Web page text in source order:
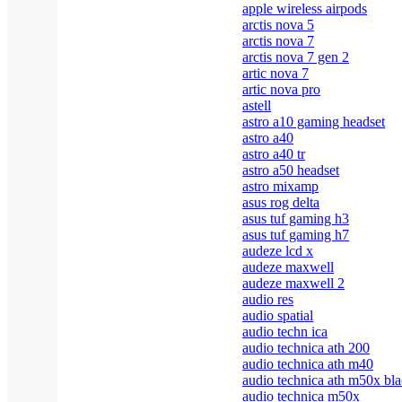
apple wireless airpods
arctis nova 5
arctis nova 7
arctis nova 7 gen 2
artic nova 7
artic nova pro
astell
astro a10 gaming headset
astro a40
astro a40 tr
astro a50 headset
astro mixamp
asus rog delta
asus tuf gaming h3
asus tuf gaming h7
audeze lcd x
audeze maxwell
audeze maxwell 2
audio res
audio spatial
audio techn ica
audio technica ath 200
audio technica ath m40
audio technica ath m50x
audio technica m50x